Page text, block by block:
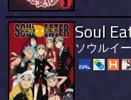
Soul
ソウルイ